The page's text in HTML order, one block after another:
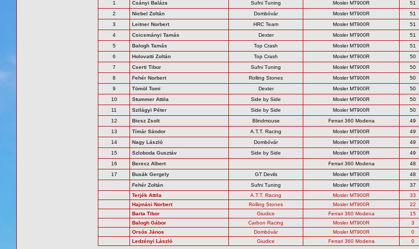
1 Csányi Balázs Sufni Tuning Mosler MT900R 51
2
Niebel Zoltán Dombóvár Mosler MT900R 51
3
Leitner Norbert HRC Team Mosler MT900R 51
4
Csicsmányi Tamás Dexter Mosler MT900R 51
5
Balogh Tamás Top Crash Mosler MT900R 51
6
Holovatti Zoltán Top Crash Mosler MT900R 50
7
Cserti Tibor Sufni Tuning Mosler MT900R 50
8
Fehér Norbert Rolling Stones Mosler MT900R 50
9
Tömöl Tomi Dexter Mosler MT900R 50
10
Stummer Attila Side by Side Mosler MT900R 50
11
Szilágyi Péter Side by Side Mosler MT900R 50
12
Biesz Zsolt Blindmouse Ferrari 360 Modena 49
13
Tímár Sándor A.T.T. Racing Mosler MT900R 49
14
Nagy László Dombóvár Mosler MT900R 49
15
Szloboda Gusztáv Side by Side Mosler MT900R 49
16
Berecz Albert Ferrari 360 Modena 48
17
Busák Gergely GT Devils Mosler MT900R 48
Fehér Zoltán
Sufni Tuning Mosler MT900R 37
Terjék Attila
A.T.T. Racing Mosler MT900R 33
Hajmási Norbert
Rolling Stones Mosler MT900R 22
Barta Tibor
Giudice Ferrari 360 Modena 15
Balogh Gábor
Carbon Racing Mosler MT900R 3
Orsós János
Dombóvár Mosler MT900R 0
Ledzényi László
Giudice Ferrari 360 Modena 0